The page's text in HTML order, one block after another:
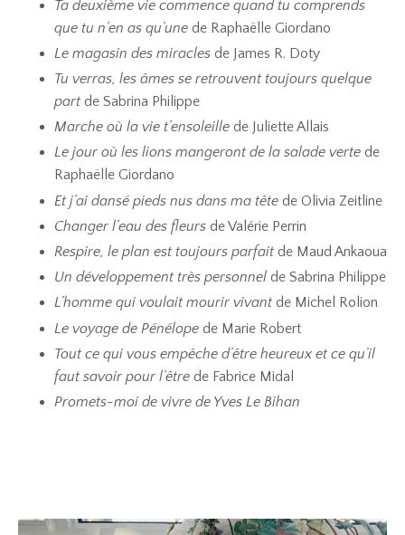
Ta deuxième vie commence quand tu comprends
que tu n’en as qu’une de Raphaëlle Giordano
Le magasin des miracles de James R. Doty
Tu verras, les âmes se retrouvent toujours quelque
part de Sabrina Philippe
Marche où la vie t’ensoleille de Juliette Allais
Le jour où les lions mangeront de la salade verte de
Raphaëlle Giordano
Et j’ai dansé pieds nus dans ma tête de Olivia Zeitline
Changer l’eau des fleurs de Valérie Perrin
Respire, le plan est toujours parfait de Maud Ankaoua
Un développement très personnel de Sabrina Philippe
L’homme qui voulait mourir vivant de Michel Rolion
Le voyage de Pénélope de Marie Robert
Tout ce qui vous empêche d’être heureux et ce qu’il
faut savoir pour l’être de Fabrice Midal
Promets-moi de vivre de Yves Le Bihan